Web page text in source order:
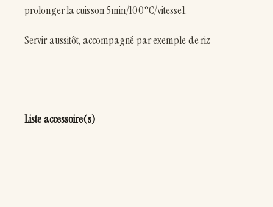
prolonger la cuisson 5min/100°C/vitesse1.
Servir aussitôt, accompagné par exemple de riz
Liste accessoire(s)